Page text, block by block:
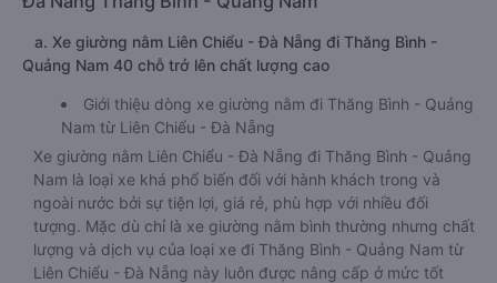
a. Xe giường nằm Liên Chiểu - Đà Nẵng đi Thăng Bình -
Quảng Nam 40 chỗ trở lên chất lượng cao
Giới thiệu dòng xe giường nằm đi Thăng Bình - Quảng
Nam từ Liên Chiểu - Đà Nẵng
Xe giường nằm Liên Chiểu - Đà Nẵng đi Thăng Bình - Quảng
Nam là loại xe khá phổ biến đối với hành khách trong và
ngoài nước bởi sự tiện lợi, giá rẻ, phù hợp với nhiều đối
tượng. Mặc dù chỉ là xe giường nằm bình thường nhưng chất
lượng và dịch vụ của loại xe đi Thăng Bình - Quảng Nam từ
Liên Chiểu - Đà Nẵng này luôn được nâng cấp ở mức tốt